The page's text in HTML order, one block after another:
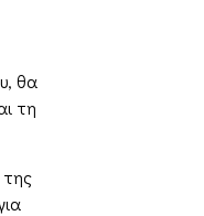
θα
τη
της